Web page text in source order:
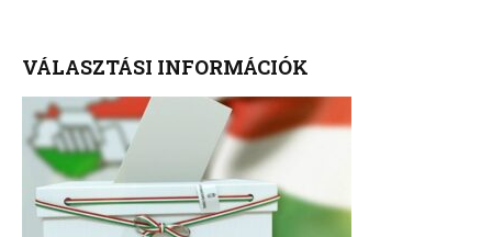
VÁLASZTÁSI INFORMÁCIÓK